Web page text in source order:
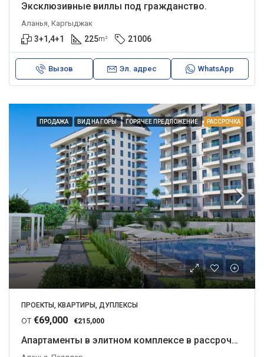
Эксклюзивные виллы под гражданство.
Аланья, Каргыджак
3+1,4+1 225m² 21006
Вызов Эл. адрес WhatsApp
ПРОДАЖА ВИД НА ГОРЫ ГОРЯЧЕЕ ПРЕДЛОЖЕНИЕ РАССРОЧКА
ПРОЕКТЫ, КВАРТИРЫ, ДУПЛЕКСЫ
от €69,000 €215,000
Апартаменты в элитном комплексе в рассрочку.